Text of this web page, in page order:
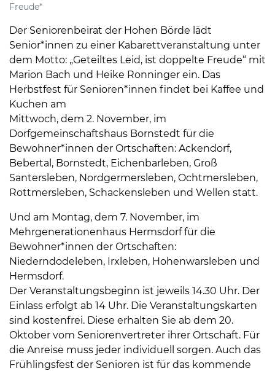
Freude*
Der Seniorenbeirat der Hohen Börde lädt
Senior*innen zu einer Kabarettveranstaltung unter
dem Motto: „Geteiltes Leid, ist doppelte Freude“ mit
Marion Bach und Heike Ronninger ein. Das
Herbstfest für Senioren*innen findet bei Kaffee und
Kuchen am
Mittwoch, dem 2. November, im
Dorfgemeinschaftshaus Bornstedt für die
Bewohner*innen der Ortschaften: Ackendorf,
Bebertal, Bornstedt, Eichenbarleben, Groß
Santersleben, Nordgermersleben, Ochtmersleben,
Rottmersleben, Schackensleben und Wellen statt.
Und am Montag, dem 7. November, im
Mehrgenerationenhaus Hermsdorf für die
Bewohner*innen der Ortschaften:
Niederndodeleben, Irxleben, Hohenwarsleben und
Hermsdorf.
Der Veranstaltungsbeginn ist jeweils 14.30 Uhr. Der
Einlass erfolgt ab 14 Uhr. Die Veranstaltungskarten
sind kostenfrei. Diese erhalten Sie ab dem 20.
Oktober vom Seniorenvertreter ihrer Ortschaft. Für
die Anreise muss jeder individuell sorgen. Auch das
Frühlingsfest der Senioren ist für das kommende